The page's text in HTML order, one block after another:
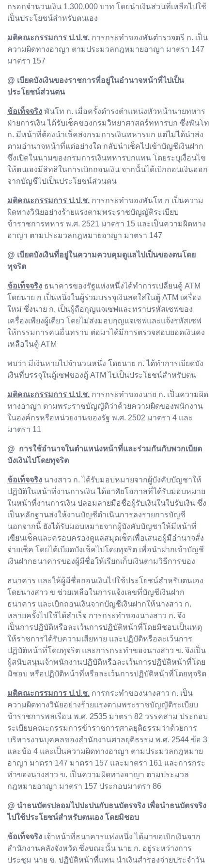
กรอกจำนวนเงิน 1,300,000 บาท โดยนำเงินส่วนที่เหลือไปใช้
เป็นประโยชน์สำหรับตนเอง
มติคณะกรรมการ ป.ป.ช. การกระทำของพันตำรวจตรี ก. เป็น
ความผิดทางอาญา ตามประมวลกฎหมายอาญา มาตรา 147
มาตรา 157
@ เบียดบังเงินของราชการที่อยู่ในอำนาจหน้าที่ไปเป็น
ประโยชน์ส่วนตน
ข้อเท็จจริง พันโท ก. เมื่อครั้งดำรงตำแหน่งหัวหน้านายทหาร
ฝ่ายการเงิน ได้รับเช็คของกรมวิทยาศาสตร์ทหารบก ซึ่งพันโท
ก. มีหน้าที่ต้องนำเช็คส่งกรมการเงินทหารบก แต่ไม่ได้นำส่ง
ตามอำนาจหน้าที่แต่อย่างใด กลับนำเช็คไปเข้าบัญชีเงินฝาก
ซึ่งเปิดในนามของกรมการเงินทหารบกแทน โดยระบุเงื่อนไข
ให้ตนเองมีสิทธิในการเบิกถอนเงิน จากนั้นได้เบิกถอนเงินออก
จากบัญชีไปเป็นประโยชน์ส่วนตน
มติคณะกรรมการ ป.ป.ช. การกระทำของพันโท ก เป็นความ
ผิดทางวินัยอย่างร้ายแรงตามพระราชบัญญัติระเบียบ
ข้าราชการทหาร พ.ศ. 2521 มาตรา 15 และเป็นความผิดทาง
อาญา ตามประมวลกฎหมายอาญา มาตรา 147
@ เบียดบังเงินที่อยู่ในความควบคุมดูแลไปเป็นของตนโดย
ทุจริต
ข้อเท็จจริง ธนาคารของรัฐแห่งหนึ่งได้ทำการเปลี่ยนตู้ ATM
โดยนาย ก เป็นหนึ่งในผู้ร่วมบรรจุเงินสดใส่ในตู้ ATM เครื่อง
ใหม่ ซึ่งนาย ก. เป็นผู้ถือกุญแจเซฟและทราบรหัสเซฟของ
เครื่องเพียงผู้เดียว โดยไม่ส่งมอบกุญแจเซฟและแจ้งรหัสเซฟ
ให้กรรมการคนอื่นทราบ ต่อมาได้มีการตรวจสอบยอดเงินคง
เหลือในตู้ ATM
พบว่า มีเงินหายไปจำนวนหนึ่ง โดยนาย ก. ได้ทำการเบียดบัง
เงินที่บรรจุในตู้เซฟของตู้ ATM ไปเป็นประโยชน์สำหรับตน
มติคณะกรรมการ ป.ป.ช. การกระทำของนาย ก. เป็นความผิด
ทางอาญา ตามพระราชบัญญัติว่าด้วยความผิดของพนักงาน
ในองค์กรหรือหน่วยงานของรัฐ พ.ศ. 2502 มาตรา 4 และ
มาตรา 11
@ การใช้อำนาจในตำแหน่งหน้าที่และร่วมกันกับพวกเบียด
บังเงินไปโดยทุจริต
ข้อเท็จจริง นางสาว ก. ได้รับมอบหมายจากผู้บังคับบัญชาให้
ปฏิบัติในหน้าที่งานการเงิน ได้อาศัยโอกาสที่ได้รับมอบหมาย
ในหน้าที่งานการเงิน ปลอมลายมือชื่อผู้รับเงินในใบรับเงิน ซึ่ง
เป็นหลักฐานส่งให้งานบัญชีดำเนินการลงรายการบัญชี
นอกจากนี้ ยังได้รับมอบหมายจากผู้บังคับบัญชาให้มีหน้าที่
เขียนเช็คและครอบครองดูแลสมุดเช็คเพื่อเสนอผู้มีอำนาจสั่ง
จ่ายเช็ค โดยได้เบียดบังเช็คไปโดยทุจริต เพื่อนำฝากเข้าบัญชี
เงินฝากธนาคารของผู้มีชื่อให้เรียกเก็บเงินตามวิธีการของ
ธนาคาร และให้ผู้มีชื่อถอนเงินไปใช้ประโยชน์สำหรับตนเอง
โดยนางสาว ข ช่วยเหลือในการแจ้งเลขที่บัญชีเงินฝาก
ธนาคาร และเบิกถอนเงินจากบัญชีเงินฝากให้นางสาว ก.
หลายครั้งไปใช้ได้สำเร็จ การกระทำของนางสาว ก. จึง
เป็นการปฏิบัติหรือละเว้นการปฏิบัติหน้าที่โดยมิชอบเป็นเหตุ
ให้ราชการได้รับความเสียหาย และปฏิบัติหรือละเว้นการ
ปฏิบัติหน้าที่โดยทุจริต และการกระทำของนางสาว ข. จึงเป็น
ผู้สนับสนุนเจ้าพนักงานปฏิบัติหรือละเว้นการปฏิบัติหน้าที่โดย
มิชอบ หรือปฏิบัติหน้าที่หรือละเว้นการปฏิบัติหน้าที่โดยทุจริต
มติคณะกรรมการ ป.ป.ช. การกระทำของนางสาว ก. เป็น
ความผิดทางวินัยอย่างร้ายแรงตามพระราชบัญญัติระเบียบ
ข้าราชการพลเรือน พ.ศ. 2535 มาตรา 82 วรรคสาม ประกอบ
ระเบียบคณะกรรมการข้าราชการศาลยุติธรรมว่าด้วยการ
บริหารงานบุคคลของสำนักงานศาลยุติธรรม พ.ศ. 2544 ข้อ 3
และข้อ 4 และเป็นความผิดทางอาญา ตามประมวลกฎหมาย
อาญา มาตรา 147 มาตรา 157 และมาตรา 161 และการกระ
ทำของนางสาว ข. เป็นความผิดทางอาญา ตามประมวล
กฎหมายอาญา มาตรา 157 ประกอบมาตรา 86
@ นำธนบัตรปลอมไปปะปนกับธนบัตรจริง เพื่อนำธนบัตรจริง
ไปใช้ประโยชน์สำหรับตนเอง โดยมิชอบ
ข้อเท็จจริง เจ้าหน้าที่ธนาคารแห่งหนึ่ง ได้มาขอเบิกเงินจาก
สำนักงานคลังจังหวัด ซึ่งขณะนั้น นาย ก. อยู่ระหว่างการ
ประชุม นาย ข. ปฏิบัติหน้าที่แทน นำเงินสำรองจ่ายประจำวัน